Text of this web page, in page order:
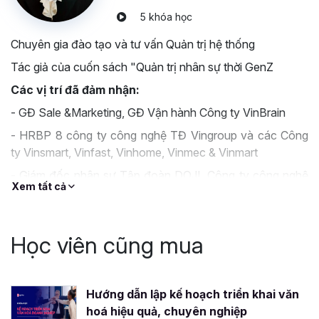
tập nhé: https://zalo.me/g/qdlase654
Chúc bạn lĩnh hội được hết những kiến thức và giá trị tôi
đã truyền tải trong khóa học để có thể thành công trong
việc xây dựng và duy trì văn hóa doanh nghiệp của tổ
chức mình nhé.
Chúc bạn gặt hái được thật nhiều thành công.
5 khóa học
Chuyên gia đào tạo và tư vấn Quản trị hệ thống
Tác giả của cuốn sách "Quản trị nhân sự thời GenZ
Các vị trí đã đảm nhận:
- GĐ Sale &Marketing, GĐ Vận hành Công ty VinBrain
- HRBP 8 công ty công nghệ TĐ Vingroup và các Công
ty Vinsmart, Vinfast, Vinhome, Vinmec & Vinmart
VMG
tịch Tập đoàn dẫn dắt
- Gần 25 năm công tác tại các Tập đoàn lớn như
Vingroup, Doji, VMG
Xem tất cả
Học viên cũng mua
Hướng dẫn lập kế hoạch triển khai văn
hoá hiệu quả, chuyên nghiệp